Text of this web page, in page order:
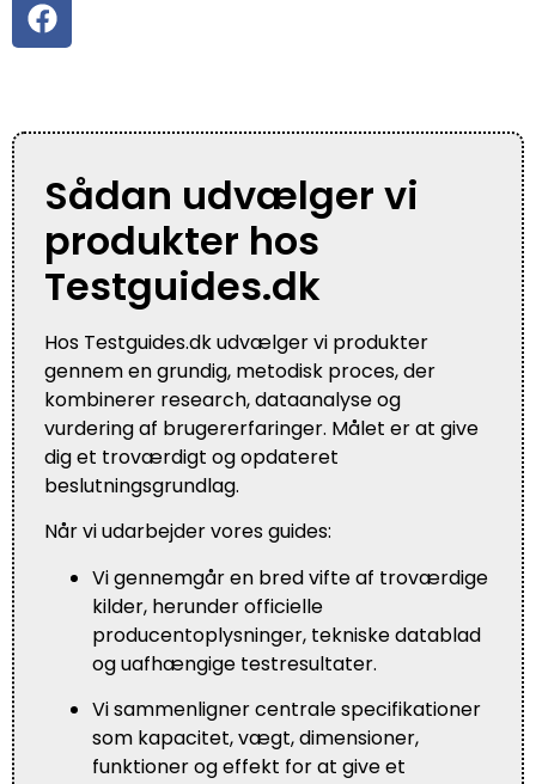
Sådan udvælger vi
produkter hos
Testguides.dk
Hos Testguides.dk udvælger vi produkter
gennem en grundig, metodisk proces, der
kombinerer research, dataanalyse og
vurdering af brugererfaringer. Målet er at give
dig et troværdigt og opdateret
beslutningsgrundlag.
Når vi udarbejder vores guides:
Vi gennemgår en bred vifte af troværdige
kilder, herunder officielle
producentoplysninger, tekniske datablad
og uafhængige testresultater.
Vi sammenligner centrale specifikationer
som kapacitet, vægt, dimensioner,
funktioner og effekt for at give et